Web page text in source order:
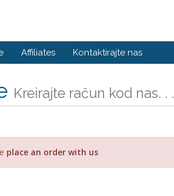
Affiliates Kontaktirajte nas
Kreirajte račun kod nas. . .
place an order with us